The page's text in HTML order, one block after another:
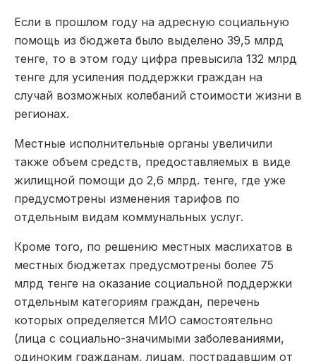
Если в прошлом году на адресную социальную
помощь из бюджета было выделено 39,5 млрд
тенге, то в этом году цифра превысила 132 млрд
тенге для усиления поддержки граждан на
случай возможных колебаний стоимости жизни в
регионах.
Местные исполнительные органы увеличили
также объем средств, предоставляемых в виде
жилищной помощи до 2,6 млрд. тенге, где уже
предусмотрены изменения тарифов по
отдельным видам коммунальных услуг.
Кроме того, по решению местных маслихатов в
местных бюджетах предусмотрены более 75
млрд тенге на оказание социальной поддержки
отдельным категориям граждан, перечень
которых определяется МИО самостоятельно
(лица с социально-значимыми заболеваниями,
одиноким гражданам, лицам, пострадавшим от